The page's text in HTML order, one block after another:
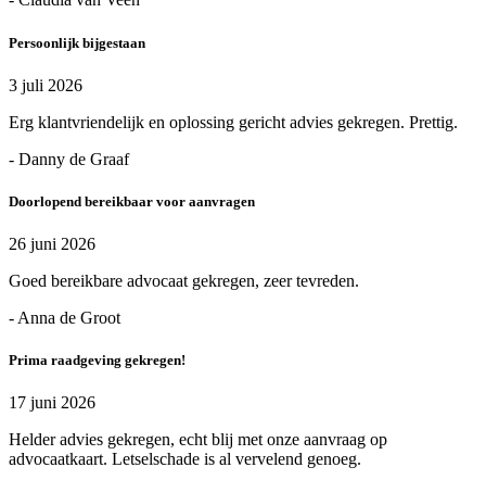
Persoonlijk bijgestaan
3 juli 2026
Erg klantvriendelijk en oplossing gericht advies gekregen. Prettig.
- Danny de Graaf
Doorlopend bereikbaar voor aanvragen
26 juni 2026
Goed bereikbare advocaat gekregen, zeer tevreden.
- Anna de Groot
Prima raadgeving gekregen!
17 juni 2026
Helder advies gekregen, echt blij met onze aanvraag op
advocaatkaart. Letselschade is al vervelend genoeg.